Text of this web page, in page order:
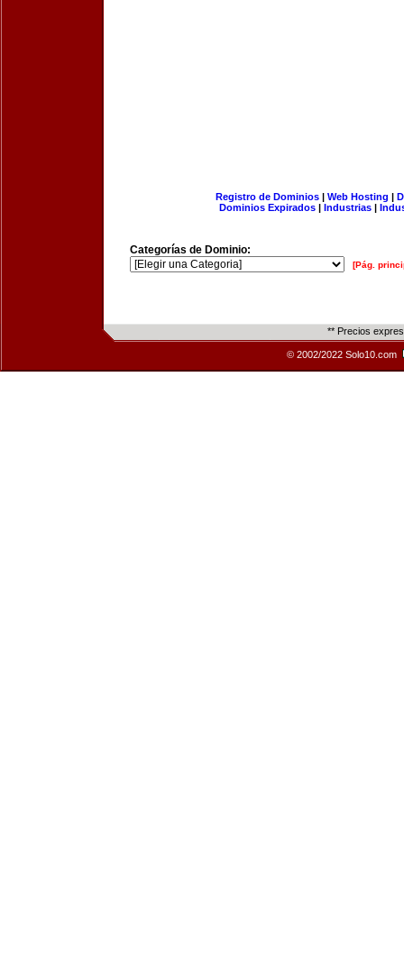
Registro de Dominios| Web Hosting |
Dominios Expirados | Industrias |
Categorías de Dominio:
[Pág.
** Precios
© 2002/2022 Solo10.com